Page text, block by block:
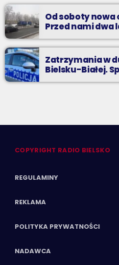
Od soboty
Przed nami
Zatrzymania w
Bielsku-Białej.
COPYRIGHT RADIO BIELSKO
REGULAMINY
REKLAMA
POLITYKA PRYWATNOŚCI
NADAWCA